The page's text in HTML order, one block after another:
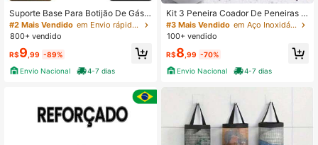
2.5K Seguidores
4,86 2.5K Seguidores
Suporte Base Para Botijão De Gás/
Vasos /Plantas /Agua SEM Rodinha
#2 Mais Vendido
em Envio rápido Conjuntos de utensílios de cozinha
800+ vendido
R$9 ,99 -89%
Envio Nacional
4-7 dias
Kit 3 Peneira Coador De Peneiras A
ço Inoxidável Para Cozinha Peneira
De Cozinha
#3 Mais Vendido
em Aço Inoxidável Coadores e peneiras
100+ vendido
R$8 ,99 -70%
Envio Nacional
4-7 dias